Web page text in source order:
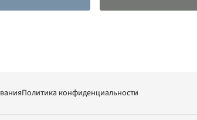
Политика конфиденциальности